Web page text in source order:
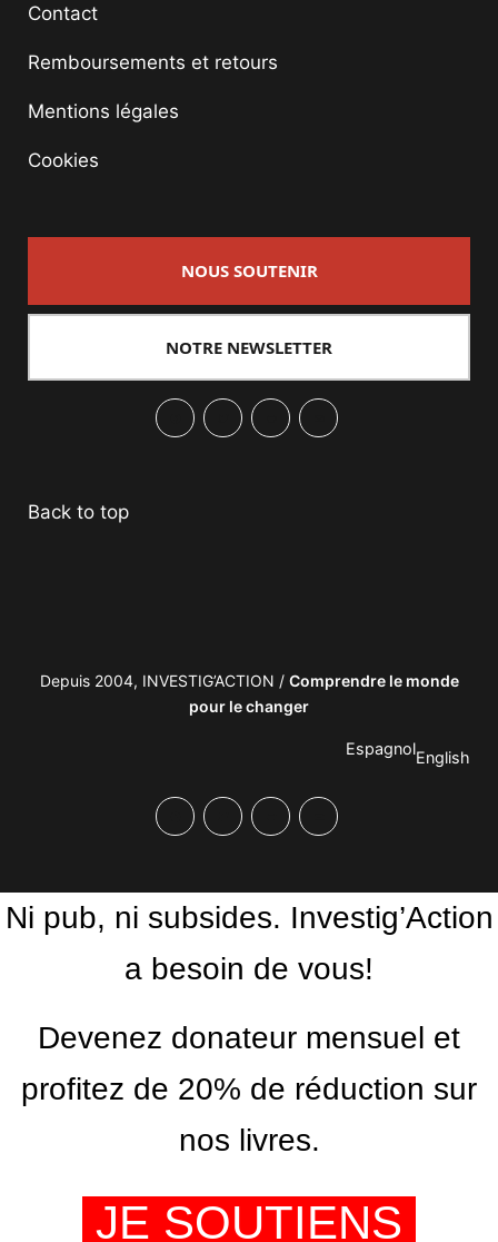
Contact
Remboursements et retours
Mentions légales
Cookies
NOUS SOUTENIR
NOTRE NEWSLETTER
Back to top
Depuis 2004, INVESTIG’ACTION / Comprendre le monde
pour le changer
EspagnolEnglish
Ni pub, ni subsides. Investig’Action
a besoin de vous!
Devenez donateur mensuel et
profitez de 20% de réduction sur
nos livres.
JE SOUTIENS